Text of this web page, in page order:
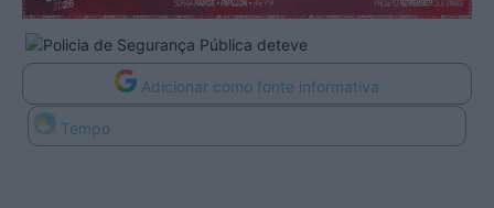
Adicionar como fonte informativa
Tempo